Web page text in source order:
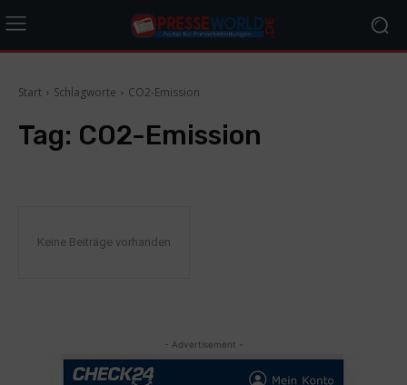
Start Schlagworte CO2-Emission
Tag: CO2-Emission
Keine Beiträge vorhanden
- Advertisement -